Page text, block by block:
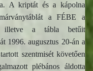
A kriptát és a kápolna
a FÉBE a
illetve a tábla betűit
1996. augusztus 20-án a
szentmisét követően
plébános áldotta